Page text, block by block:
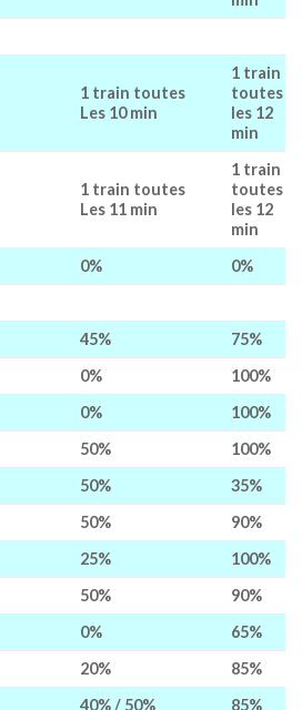
1 train toutes
Les 10 min
1 train
toutes
les 12
min
1 train toutes
Les 11 min
1 train
toutes
les 12
min
0% 0%
45%
75%
0%
100%
0%
100%
50%
100%
50%
35%
50%
90%
25%
100%
50%
90%
0%
65%
20%
85%
40% / 50%
85%